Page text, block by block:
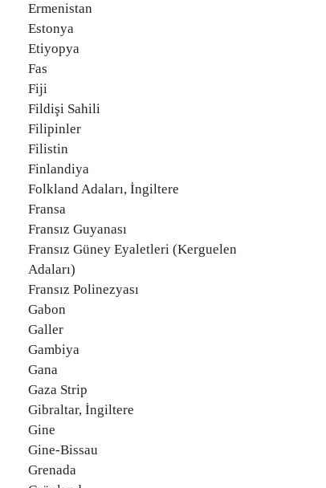
Ermenistan
Estonya
Etiyopya
Fas
Fiji
Fildişi Sahili
Filipinler
Filistin
Finlandiya
Folkland Adaları, İngiltere
Fransa
Fransız Guyanası
Fransız Güney Eyaletleri (Kerguelen
Adaları)
Fransız Polinezyası
Gabon
Galler
Gambiya
Gana
Gaza Strip
Gibraltar, İngiltere
Gine
Gine-Bissau
Grenada